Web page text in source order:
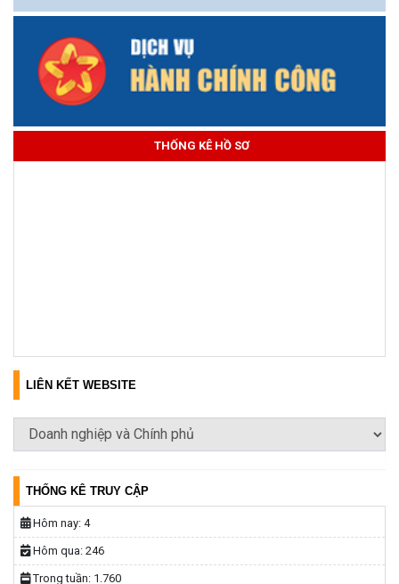
THỐNG KÊ HỒ SƠ
LIÊN KẾT WEBSITE
THỐNG KÊ TRUY CẬP
Hôm nay: 4
Hôm qua: 246
Trong tuần: 1.760